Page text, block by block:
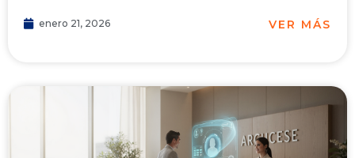
enero 21, 2026 VER MÁS